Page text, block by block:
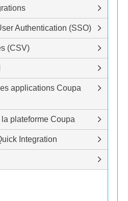
Authentication (SSO)
(CSV)
applications Coupa
plateforme Coupa
Integration